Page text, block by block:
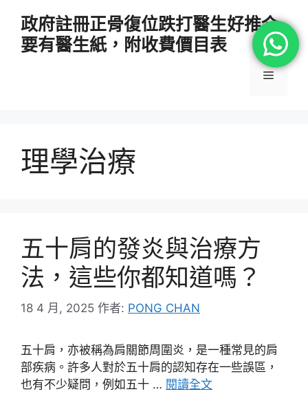
政府註冊正骨復位跌打醫生好推介
要有醫生紙，附收費價目表
選
理學治療
五十肩的發炎與治療方
法，這些你都知道嗎？
18 4 月, 2025 作者: PONG CHAN
五十肩，亦被稱為肩關節周圍炎，是一種常見的肩
部疾病。許多人對於五十肩的認知存在一些誤區，
也有不少疑問，例如五十 … 閱讀全文